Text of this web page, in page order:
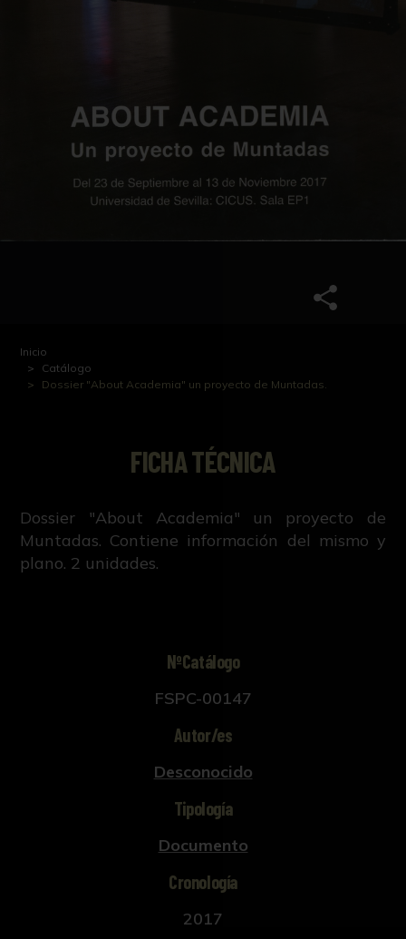
Inicio
Catálogo
Dossier "About Academia" un proyecto de Muntadas.
FICHA TÉCNICA
Dossier "About Academia" un proyecto de
Muntadas. Contiene información del mismo y
plano. 2 unidades.
NºCatálogo
FSPC-00147
Autor/es
Desconocido
Tipología
Documento
Cronología
2017